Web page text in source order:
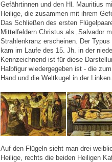
Gefährtinnen und den Hl. Mauritius
Heilige, die zusammen mit ihrem
Das Schließen des ersten
Mittelfeldern Christus als „Salvador
Strahlenkranz erscheinen. Der
kam im Laufe des 15. Jh. in der
Kennzeichnend ist für diese
Halbfigur wiedergegeben ist - die
Hand und die Weltkugel in der Linken.
Auf den Flügeln sieht man drei
Heilige, rechts die beiden Heiligen